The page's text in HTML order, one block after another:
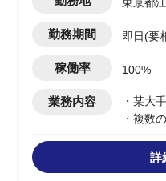
東京都
勤務期間 即日(要
稼働率 100%
業務内容
・某大
・複数
・ユー
ロジェ
詳